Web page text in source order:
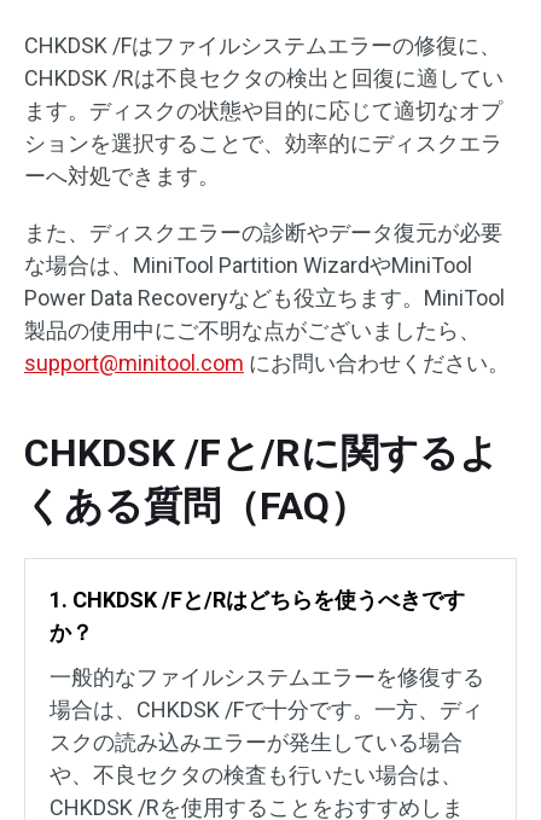
CHKDSK /Fはファイルシステムエラーの修復に、
CHKDSK /Rは不良セクタの検出と回復に適してい
ます。ディスクの状態や目的に応じて適切なオプ
ションを選択することで、効率的にディスクエラ
ーへ対処できます。
また、ディスクエラーの診断やデータ復元が必要
な場合は、MiniTool Partition WizardやMiniTool
Power Data Recoveryなども役立ちます。MiniTool
製品の使用中にご不明な点がございましたら、
support@minitool.com にお問い合わせください。
CHKDSK /Fと/Rに関するよ
くある質問（FAQ）
1. CHKDSK /Fと/Rはどちらを使うべきです
か？
一般的なファイルシステムエラーを修復する
場合は、CHKDSK /Fで十分です。一方、ディ
スクの読み込みエラーが発生している場合
や、不良セクタの検査も行いたい場合は、
CHKDSK /Rを使用することをおすすめしま